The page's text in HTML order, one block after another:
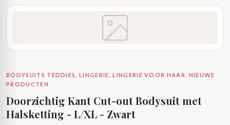
BODYSUITS TEDDIES, LINGERIE, LINGERIE VOOR HAAR, NIEUWE
PRODUCTEN
Doorzichtig Kant Cut-out Bodysuit met
Halsketting - L/XL - Zwart